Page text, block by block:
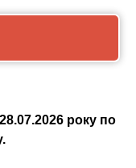
28.07.2026року по